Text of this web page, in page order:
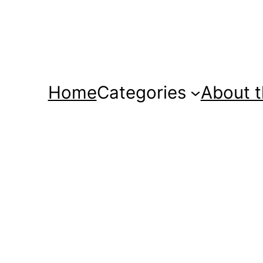
HomeCategories About